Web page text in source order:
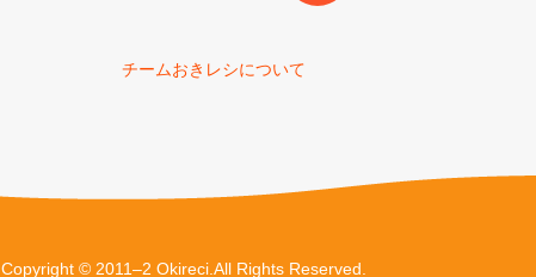
チームおきレシについて
Copyright © 2011–2 Okireci.All Rights Reserved.